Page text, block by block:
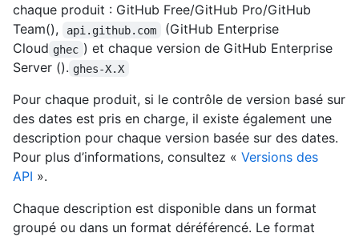
chaque produit : GitHub Free/GitHub Pro/GitHub
Team(),
api.github.com
(GitHub Enterprise
Cloud ghec ) et chaque version de GitHub Enterprise
Server (). ghes-X.X
Pour chaque produit, si le contrôle de version basé sur
des dates est pris en charge, il existe également une
description pour chaque version basée sur des dates.
Pour plus d’informations, consultez « Versions des
API ».
Chaque description est disponible dans un format
groupé ou dans un format déréférencé. Le format